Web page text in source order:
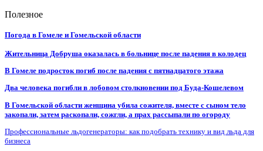
Полезное
Погода в Гомеле и Гомельской области
Жительница Добруша оказалась в больнице после падения в колодец
В Гомеле подросток погиб после падения с пятнадцатого этажа
Два человека погибли в лобовом столкновении под Буда-Кошелевом
В Гомельской области женщина убила сожителя, вместе с сыном тело
закопали, затем раскопали, сожгли, а прах рассыпали по огороду
Профессиональные льдогенераторы: как подобрать технику и вид льда для
бизнеса